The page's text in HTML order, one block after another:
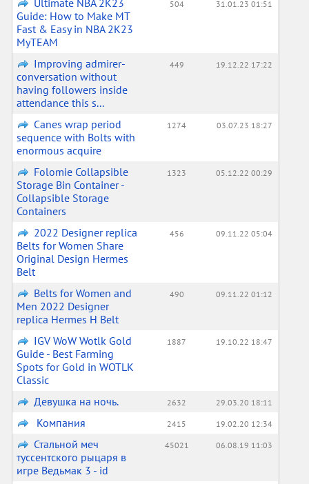
Ultimate NBA 2K23
Guide: How to Make MT
Fast & Easy in NBA 2K23
MyTEAM
504 31.01.23 01:51
Improving admirer-
conversation without
having followers inside
attendance this s...
449 19.12.22 17:22
Canes wrap period
sequence with Bolts with
enormous acquire
1274 03.07.23 18:27
Folomie Collapsible
Storage Bin Container -
Collapsible Storage
Containers
1323 05.12.22 00:29
2022 Designer replica
Belts for Women Share
Original Design Hermes
Belt
456 09.11.22 05:04
Belts for Women and
Men 2022 Designer
replica Hermes H Belt
490 09.11.22 01:12
IGV WoW Wotlk Gold
Guide - Best Farming
Spots for Gold in WOTLK
Classic
1887 19.10.22 18:47
Девушка на ночь. 2632 29.03.20 18:11
Компания 2415 19.02.20 12:34
Стальной меч
туссентского рыцаря в
игре Ведьмак 3 - id
45021 06.08.19 11:03